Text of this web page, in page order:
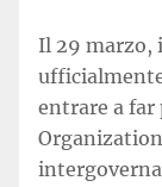
Il 29 marzo,
entrare a far